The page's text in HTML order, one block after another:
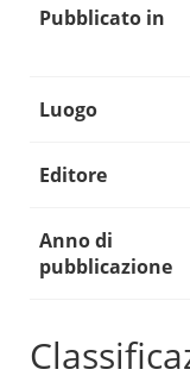
Pubblicato in
Luogo
Editore
Anno di
pubblicazione